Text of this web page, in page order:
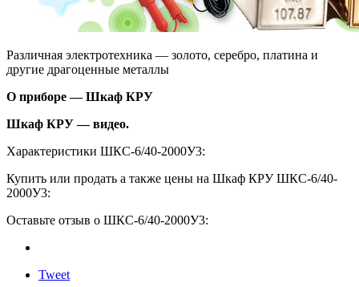
Различная электротехника — золото, серебро, платина и
другие драгоценные металлы
О приборе — Шкаф КРУ
Шкаф КРУ — видео.
Характеристики ШКС-6/40-2000У3:
Купить или продать а также цены на Шкаф КРУ ШКС-6/40-
2000У3:
Оставьте отзыв о ШКС-6/40-2000У3:
Tweet